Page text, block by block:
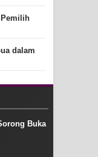
dalam
Buka